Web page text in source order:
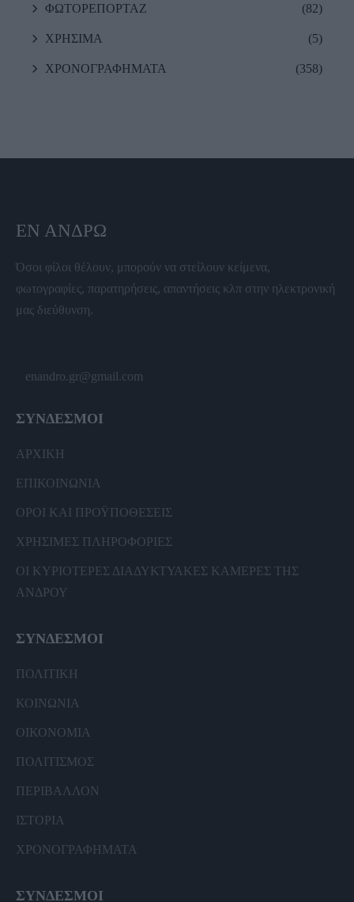
ΦΩΤΟΡΕΠΟΡΤΑΖ (82)
ΧΡΗΣΙΜΑ (5)
ΧΡΟΝΟΓΡΑΦΗΜΑΤΑ (358)
ΕΝ ΆΝΔΡΩ
Όσοι φίλοι θέλουν, μπορούν να στείλουν κείμενα,
φωτογραφίες, παρατηρήσεις, απαντήσεις κλπ στην ηλεκτρονική
μας διεύθυνση.
enandro.gr@gmail.com
ΣΥΝΔΕΣΜΟΙ
ΑΡΧΙΚΗ
ΕΠΙΚΟΙΝΩΝΙΑ
ΟΡΟΙ ΚΑΙ ΠΡΟΫΠΟΘΕΣΕΙΣ
ΧΡΗΣΙΜΕΣ ΠΛΗΡΟΦΟΡΙΕΣ
ΟΙ ΚΥΡΙΟΤΕΡΕΣ ΔΙΑΔΥΚΤΥΑΚΕΣ ΚΑΜΕΡΕΣ ΤΗΣ
ΑΝΔΡΟΥ
ΣΥΝΔΕΣΜΟΙ
ΠΟΛΙΤΙΚΗ
ΚΟΙΝΩΝΙΑ
ΟΙΚΟΝΟΜΙΑ
ΠΟΛΙΤΙΣΜΟΣ
ΠΕΡΙΒΑΛΛΟΝ
ΙΣΤΟΡΙΑ
ΧΡΟΝΟΓΡΑΦΗΜΑΤΑ
ΣΥΝΔΕΣΜΟΙ